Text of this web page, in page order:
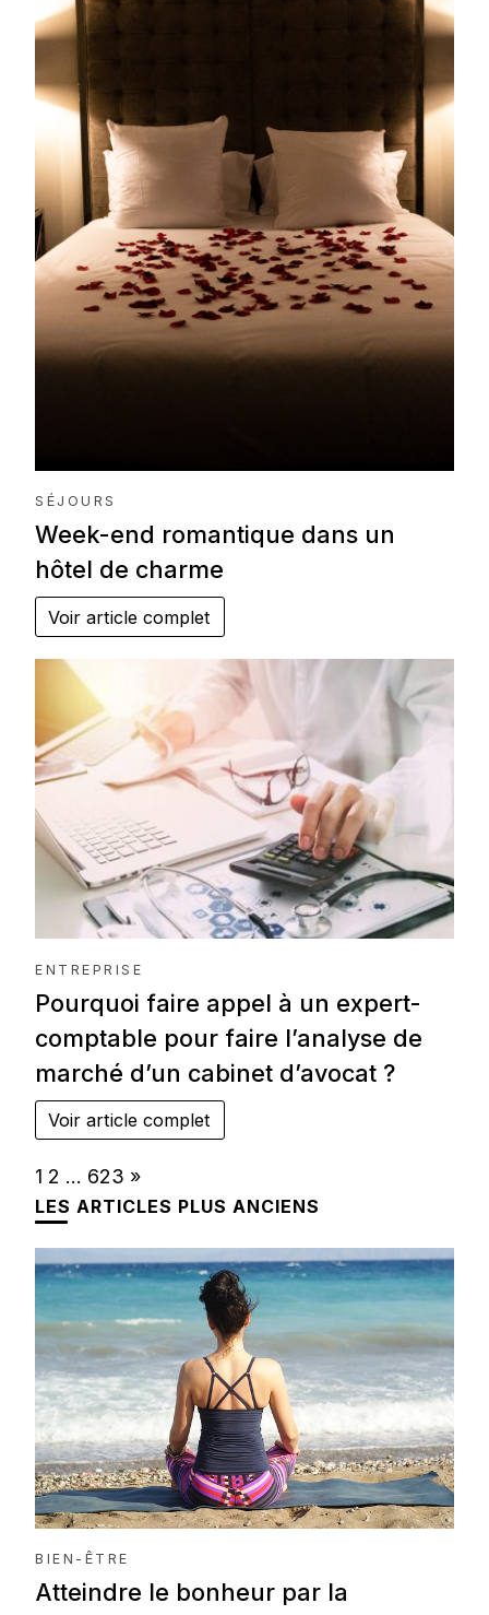
SÉJOURS
Week-end romantique dans un
hôtel de charme
Voir article complet
ENTREPRISE
Pourquoi faire appel à un expert-
comptable pour faire l’analyse de
marché d’un cabinet d’avocat ?
Voir article complet
Page:
1 2 … 623 Next
»
LES ARTICLES PLUS ANCIENS
BIEN-ÊTRE
Atteindre le bonheur par la